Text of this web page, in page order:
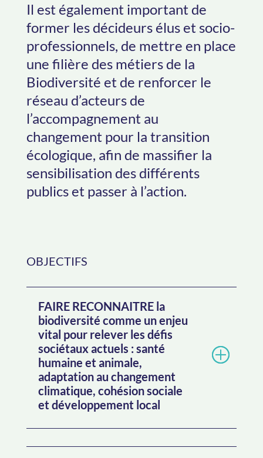
Il est également important de
former les décideurs élus et socio-
professionnels, de mettre en place
une filière des métiers de la
Biodiversité et de renforcer le
réseau d’acteurs de
l’accompagnement au
changement pour la transition
écologique, afin de massifier la
sensibilisation des différents
publics et passer à l’action.
OBJECTIFS
FAIRE RECONNAITRE la
biodiversité comme un enjeu
vital pour relever les défis
sociétaux actuels : santé
humaine et animale,
adaptation au changement
climatique, cohésion sociale
et développement local